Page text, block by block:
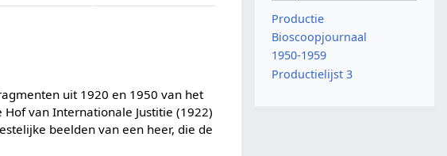
uit 1920 en 1950 van het
van Internationale Justitie (1922)
beelden van een heer, die de
Productie
Bioscoopjournaal
1950-1959
Productielijst 3